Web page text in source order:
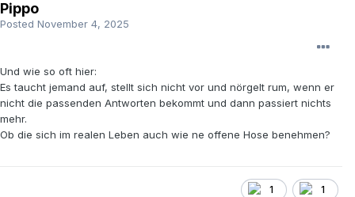
Pippo
Posted November 4, 2025
Und wie so oft hier:
Es taucht jemand auf, stellt sich nicht vor und nörgelt rum, wenn er
nicht die passenden Antworten bekommt und dann passiert nichts
mehr.
Ob die sich im realen Leben auch wie ne offene Hose benehmen?
1 1